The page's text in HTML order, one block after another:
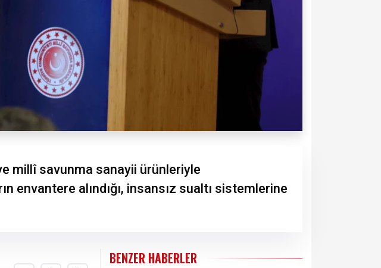
millî savunma sanayii ürünleriyle
envantere alındığı, insansız sualtı sistemlerine
BENZER HABERLER